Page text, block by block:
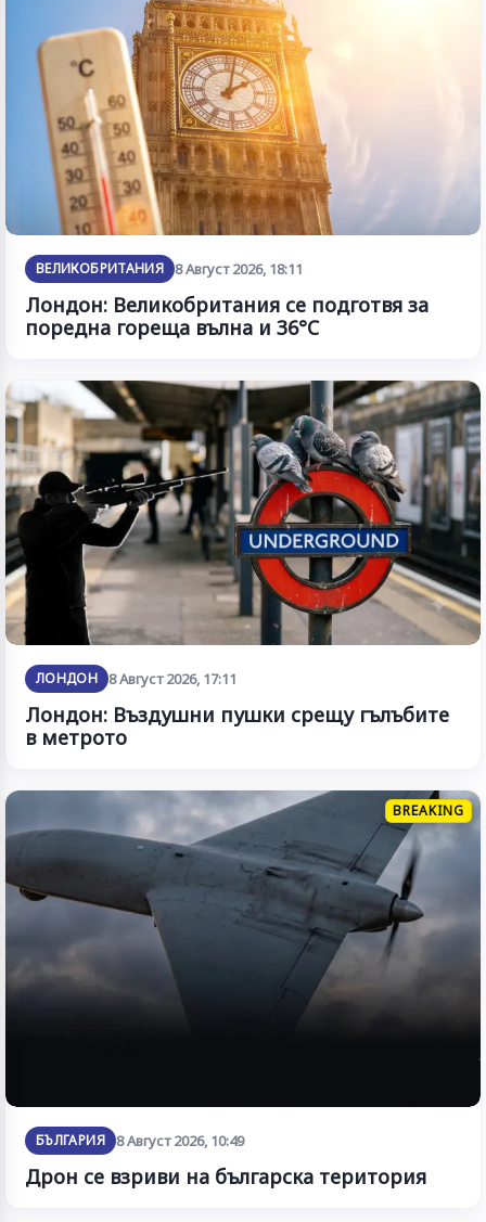
ВЕЛИКОБРИТАНИЯ 8 Август 2026, 18:11
Лондон: Великобритания се подготвя за
поредна гореща вълна и 36°C
ЛОНДОН 8 Август 2026, 17:11
Лондон: Въздушни пушки срещу гълъбите
в метрото
BREAKING
БЪЛГАРИЯ 8 Август 2026, 10:49
Дрон се взриви на българска територия